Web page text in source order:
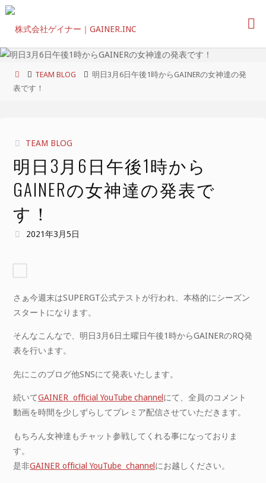
コ
ン
ホ
ー
TEAM BLOG
明日3月6日午後1時からGAINERの女神達の発
表です！
TEAM BLOG
明日3月6日午後1時から
GAINERの女神達の発表で
す！
2021年3月5日
さぁ今週末はSUPERGT公式テストが行われ、本格的にシーズン
スタートになります。
そんなこんなで、明日3月6日土曜日午後1時からGAINERのRQ発
表を行います。
先にこのブログ他SNSにて発表いたします。
続いてGAINER official YouTube channel にて、全員のコメント
動画を時間を少しずらしてプレミア配信させていただきます。
もちろん女神達もチャット参戦してくれる事になっておりま
す。
是非GAINER official YouTube channelにお越しください。